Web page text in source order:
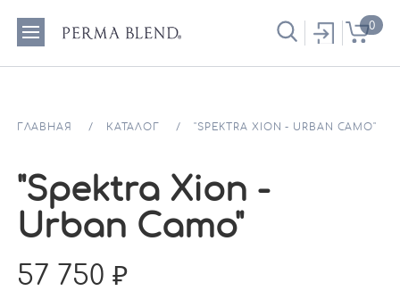
0
ГЛАВНАЯ КАТАЛОГ "SPEKTRA XION - URBAN CAMO"
"Spektra Xion -
Urban Camo"
57 750